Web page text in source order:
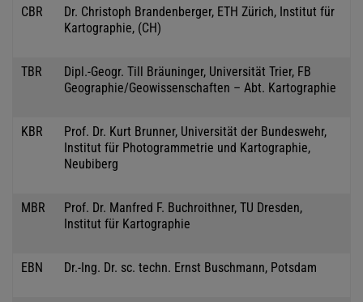
CBR
Dr. Christoph Brandenberger, ETH Zürich, Institut für
Kartographie, (CH)
TBR
Dipl.-Geogr. Till Bräuninger, Universität Trier, FB
Geographie/Geowissenschaften – Abt. Kartographie
KBR
Prof. Dr. Kurt Brunner, Universität der Bundeswehr,
Institut für Photogrammetrie und Kartographie,
Neubiberg
MBR
Prof. Dr. Manfred F. Buchroithner, TU Dresden,
Institut für Kartographie
EBN Dr.-Ing. Dr. sc. techn. Ernst Buschmann, Potsdam